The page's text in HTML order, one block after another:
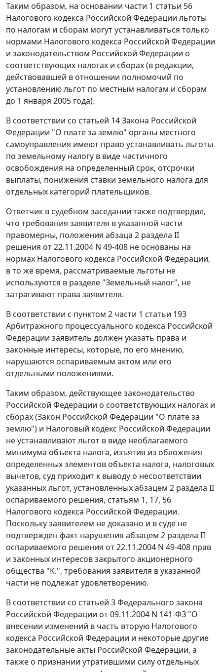
Таким образом, на основании части 1 статьи 56
Налогового кодекса Российской Федерации льготы
по налогам и сборам могут устанавливаться только
нормами Налогового кодекса Российской Федерации
и законодательством Российской Федерации о
соответствующих налогах и сборах (в редакции,
действовавшей в отношении полномочий по
установлению льгот по местным налогам и сборам
до 1 января 2005 года).
В соответствии со статьей 14Закона Российской
Федерации "О плате за землю" органы местного
самоуправления имеют право устанавливать льготы
по земельному налогу в виде частичного
освобождения на определенный срок, отсрочки
выплаты, понижения ставки земельного налога для
отдельных категорий плательщиков.
Ответчик в судебном заседании также подтвердил,
что требования заявителя в указанной части
правомерны, положения абзаца 2 раздела II
решения от 22.11.2004 N 49-408 не основаны на
нормах Налогового кодекса Российской Федерации,
в то же время, рассматриваемые льготы не
используются в разделе "Земельный налог", не
затрагивают права заявителя.
В соответствии с пунктом 2 части 1 статьи 193
Арбитражного процессуального кодекса Российской
Федерации заявитель должен указать права и
законные интересы, которые, по его мнению,
нарушаются оспариваемым актом или его
отдельными положениями.
Таким образом, действующее законодательство
Российской Федерации о соответствующих налогах и
сборах (Закон Российской Федерации "О плате за
землю") и Налоговый кодекс Российской Федерации
не устанавливают льгот в виде необлагаемого
минимума объекта налога, изъятия из обложения
определенных элементов объекта налога, налоговых
вычетов, суд приходит к выводу о несоответствии
указанных льгот, установленных абзацем 2 раздела II
оспариваемого решения, статьям 1, 17, 56
Налогового кодекса Российской Федерации.
Поскольку заявителем не доказано и в суде не
подтвержден факт нарушения абзацем 2 раздела II
оспариваемого решения от 22.11.2004 N 49-408 прав
и законных интересов закрытого акционерного
общества "К.", требования заявителя в указанной
части не подлежат удовлетворению.
В соответствии со статьей 3 Федерального закона
Российской Федерации от 09.11.2004 N 141-ФЗ "О
внесении изменений в часть вторую Налогового
кодекса Российской Федерации и некоторые другие
законодательные акты Российской Федерации, а
также о признании утратившими силу отдельных